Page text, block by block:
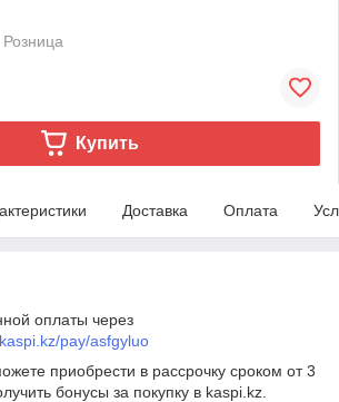
Розница
Купить
Доставка Оплата
оплаты через
pay/asfgyluo
приобрести в рассрочку сроком от 3
бонусы за покупку в kaspi.kz.